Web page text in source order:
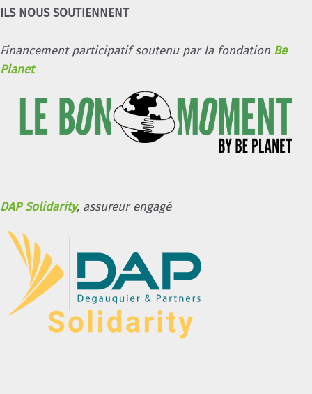
ILS NOUS SOUTIENNENT
Financement participatif soutenu par la fondation Be
Planet
DAP Solidarity, assureur engagé